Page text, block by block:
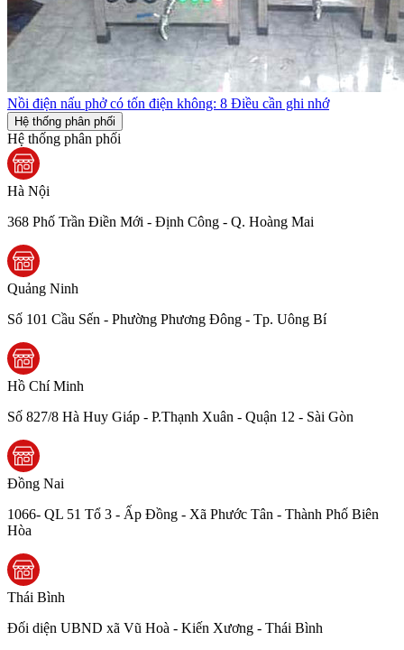
Nồi điện nấu phở có tốn điện không: 8 Điều cần ghi nhớ
Hệ thống phân phối
Hệ thống phân phối
Hà Nội
368 Phố Trần Điền Mới - Định Công - Q. Hoàng Mai
Quảng Ninh
Số 101 Cầu Sến - Phường Phương Đông - Tp. Uông Bí
Hồ Chí Minh
Số 827/8 Hà Huy Giáp - P.Thạnh Xuân - Quận 12 - Sài Gòn
Đồng Nai
1066- QL 51 Tổ 3 - Ấp Đồng - Xã Phước Tân - Thành Phố Biên
Hòa
Thái Bình
Đối diện UBND xã Vũ Hoà - Kiến Xương - Thái Bình